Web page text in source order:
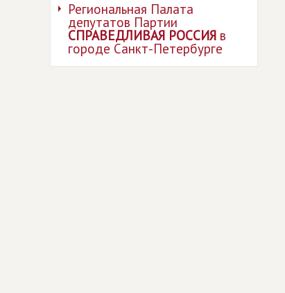
Региональная Палата
депутатов Партии
СПРАВЕДЛИВАЯ РОССИЯ в
городе Санкт-Петербурге